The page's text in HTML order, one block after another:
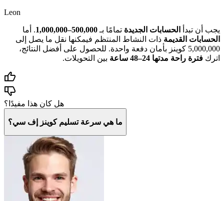
Leon
يجب أن تبدأ الحسابات الجديدة تمامًا بـ 500,000–1,000,000
. أما
الحسابات القديمة ذات النشاط المنتظم فيمكنها نقل ما يصل إلى
5,000,000 كوينز بأمان دفعة واحدة. للحصول على أفضل النتائج،
اترك فترة راحة مدتها 24–48 ساعة بين التحويلات.
هل كان هذا مفيدًا؟
ما هي سرعة تسليم كوينز إف سي؟